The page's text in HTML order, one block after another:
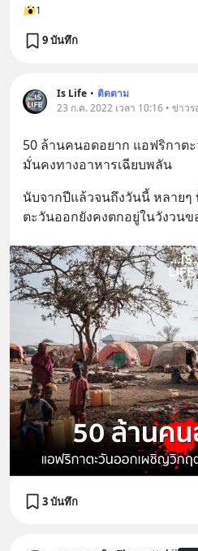
1
9 บันทึก
Is Life • ติดตาม
23 ก.ค. 2022 เวลา 10:16 • ข่าว
50 ล้านคนอดอยาก แอฟริกาต
มั่นคงทางอาหารเฉียบพลัน
นับจากปีแล้วจนถึงวันนี้ หลาย
ตะวันออกยังคงตกอยู่ในวังวน
3 บันทึก